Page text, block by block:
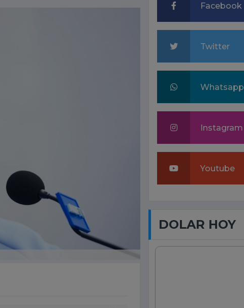
Facebook
Twitter
Whatsapp
Instagram
Youtube
DOLAR HOY